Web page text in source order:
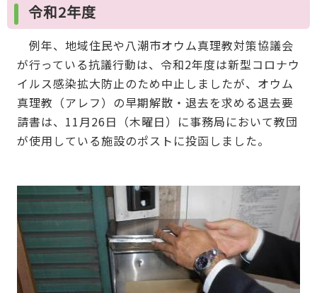
令和2年度
例年、地域住民や八潮市オウム真理教対策協議会
が行っている抗議行動は、令和2年度は新型コロナウ
イルス感染拡大防止のため中止しましたが、オウム
真理教（アレフ）の早期解散・退去を求める退去要
請書は、11月26日（木曜日）に事務局において教団
が使用している施設のポストに投函しました。